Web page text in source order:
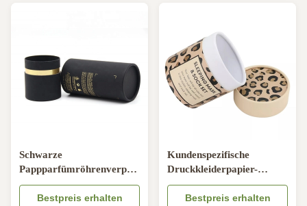
Schwarze
Pappparfümröhrenverpackung
Bronzierender runder
Behälter für kosmetische
Bestpreis erhalten
Kundenspezifische
Druckkleiderpapier-
Röhrenverpackung, trifft
Pappröhre-Behälter hart
Bestpreis erhalten